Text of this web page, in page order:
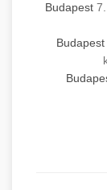
Budapest
Budapest